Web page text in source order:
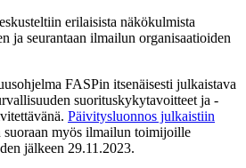
erilaisista näkökulmista
ja seurantaan ilmailun organisaatioiden
FASPin itsenäisesti julkaistava
suorituskykytavoitteet ja -
Päivitysluonnos julkaistiin
suoraan myös ilmailun toimijoille
jälkeen 29.11.2023.